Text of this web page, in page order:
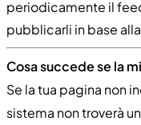
periodicamente il
pubblicarli in base
Cosa succede se la
Se la tua pagina non
sistema non troverà